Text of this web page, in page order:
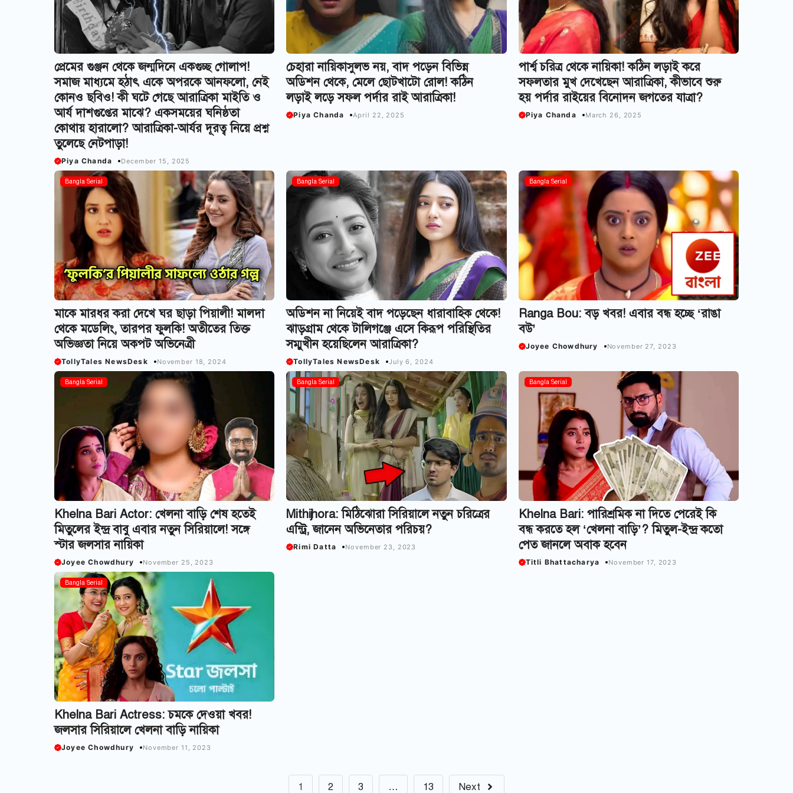
প্রেমের গুঞ্জন থেকে জন্মদিনে একগুচ্ছ গোলাপ!
সমাজ মাধ্যমে হঠাৎ একে অপরকে আনফলো, নেই
কোনও ছবিও! কী ঘটে গেছে আরাত্রিকা মাইতি ও
আর্য দাশগুপ্তের মাঝে? একসময়ের ঘনিষ্ঠতা
কোথায় হারালো? আরাত্রিকা-আর্যর দূরত্ব নিয়ে প্রশ্ন
তুলেছে নেটপাড়া!
Piya Chanda December 15, 2025
চেহারা নায়িকাসুলভ নয়, বাদ পড়েন বিভিন্ন
অডিশন থেকে, মেলে ছোটখাটো রোল! কঠিন
লড়াই লড়ে সফল পর্দার রাই আরাত্রিকা!
Piya Chanda April 22, 2025
পার্শ্ব চরিত্র থেকে নায়িকা! কঠিন লড়াই করে
সফলতার মুখ দেখেছেন আরাত্রিকা, কীভাবে শুরু
হয় পর্দার রাইয়ের বিনোদন জগতের যাত্রা?
Piya Chanda March 26, 2025
Bangla Serial
মাকে মারধর করা দেখে ঘর ছাড়া পিয়ালী! মালদা
থেকে মডেলিং, তারপর ফুলকি! অতীতের তিক্ত
অভিজ্ঞতা নিয়ে অকপট অভিনেত্রী
TollyTales NewsDesk November 18, 2024
Bangla Serial
অডিশন না নিয়েই বাদ পড়েছেন ধারাবাহিক থেকে!
ঝাড়গ্রাম থেকে টালিগঞ্জে এসে কিরূপ পরিস্থিতির
সম্মুখীন হয়েছিলেন আরাত্রিকা?
TollyTales NewsDesk July 6, 2024
Bangla Serial
Ranga Bou: বড় খবর! এবার বন্ধ হচ্ছে ‘রাঙা
বউ’
Joyee Chowdhury November 27, 2023
Bangla Serial
Khelna Bari Actor: খেলনা বাড়ি শেষ হতেই
মিতুলের ইন্দ্র বাবু এবার নতুন সিরিয়ালে! সঙ্গে
স্টার জলসার নায়িকা
Joyee Chowdhury November 25, 2023
Bangla Serial
Mithijhora: মিঠিঝোরা সিরিয়ালে নতুন চরিত্রের
এন্ট্রি, জানেন অভিনেতার পরিচয়?
Rimi Datta November 23, 2023
Bangla Serial
Khelna Bari: পারিশ্রমিক না দিতে পেরেই কি
বন্ধ করতে হল ‘খেলনা বাড়ি’? মিতুল-ইন্দ্র কতো
পেত জানলে অবাক হবেন
Titli Bhattacharya November 17, 2023
Bangla Serial
Khelna Bari Actress: চমকে দেওয়া খবর!
জলসার সিরিয়ালে খেলনা বাড়ি নায়িকা
Joyee Chowdhury November 11, 2023
1 2 3 … 13 Next